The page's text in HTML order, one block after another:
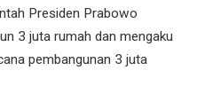
Presiden Prabowo
3 juta rumah dan mengaku
pembangunan 3 juta